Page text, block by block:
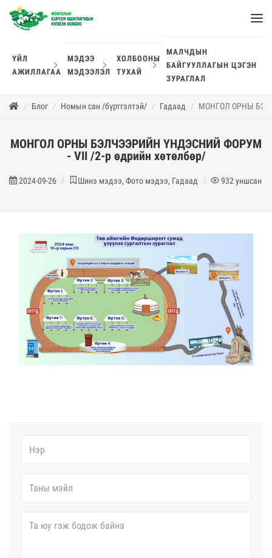
ҮЙЛ
АЖИЛЛАГАА
МЭДЭЭ
МЭДЭЭЛЭЛ
ХОЛБООНЫ
ТУХАЙ
МАЛЧДЫН
БАЙГУУЛЛАГЫН ЦЭГЭН
ЗУРАГЛАЛ
Блог Номын сан /бүртгэлтэй/ Гадаад МОНГОЛ ОРНЫ
МОНГОЛ ОРНЫ БЭЛЧЭЭРИЙН ҮНДЭСНИЙ ФОРУМ
- VII /2-р өдрийн хөтөлбөр/
2024-09-26 Шинэ мэдээ, Фото мэдээ, Гадаад 932 уншсан